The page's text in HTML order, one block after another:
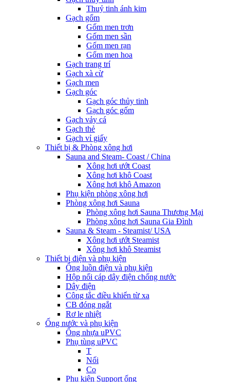
Thuỷ tinh ánh kim
Gạch gốm
Gốm men trơn
Gốm men sần
Gốm men rạn
Gốm men hoa
Gạch trang trí
Gạch xà cừ
Gạch men
Gạch góc
Gạch góc thủy tinh
Gạch góc gốm
Gạch vảy cá
Gạch thẻ
Gạch vỉ giấy
Thiết bị & Phòng xông hơi
Sauna and Steam- Coast / China
Xông hơi ướt Coast
Xông hơi khô Coast
Xông hơi khô Amazon
Phụ kiện phòng xông hơi
Phòng xông hơi Sauna
Phòng xông hơi Sauna Thương Mại
Phòng xông hơi Sauna Gia Đình
Sauna & Steam - Steamist/ USA
Xông hơi ướt Steamist
Xông hơi khô Steamist
Thiết bị điện và phụ kiện
Ống luồn điện và phụ kiện
Hộp nối cáp dây điện chống nước
Dây điện
Công tắc điều khiển từ xa
CB đóng ngắt
Rơ le nhiệt
Ống nước và phụ kiện
Ống nhựa uPVC
Phụ tùng uPVC
T
Nối
Co
Phụ kiện Support ống